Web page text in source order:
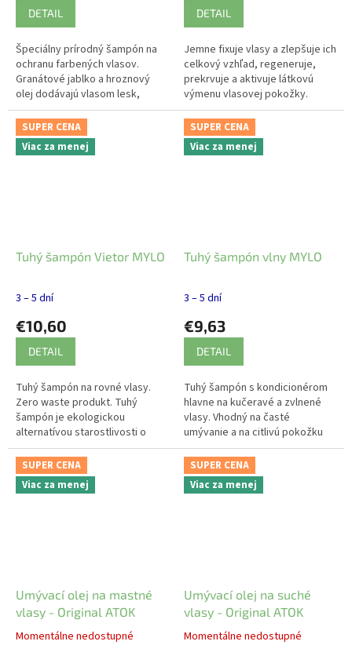
DETAIL
Špeciálny prírodný šampón na
ochranu farbených vlasov.
Granátové jablko a hroznový
olej dodávajú vlasom lesk,
hydratáciu a hebkosť.
DETAIL
Jemne fixuje vlasy a zlepšuje ich
celkový vzhľad, regeneruje,
prekrvuje a aktivuje látkovú
výmenu vlasovej pokožky.
SUPER CENA
Viac za menej
Tuhý šampón Vietor MYLO
3 – 5 dní
€10,60
DETAIL
Tuhý šampón na rovné vlasy.
Zero waste produkt. Tuhý
šampón je ekologickou
alternatívou starostlivosti o
vlasy. Je určený na časté
umývanie rovných, nefarbených
vlasov s...
SUPER CENA
Viac za menej
Tuhý šampón vlny MYLO
3 – 5 dní
€9,63
DETAIL
Tuhý šampón s kondicionérom
hlavne na kučeravé a zvlnené
vlasy. Vhodný na časté
umývanie a na citlivú pokožku
hlavy. Zero waste produkt.
SUPER CENA
Viac za menej
Umývací olej na mastné
vlasy - Original ATOK
Momentálne nedostupné
SUPER CENA
Viac za menej
Umývací olej na suché
vlasy - Original ATOK
Momentálne nedostupné